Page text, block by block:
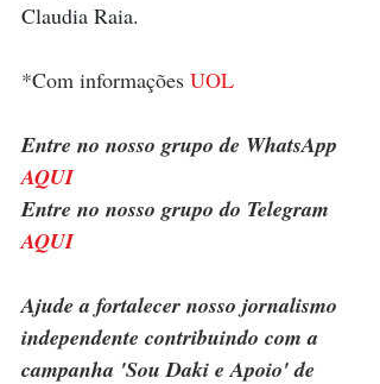
Claudia Raia.
*Com informações UOL
Entre no nosso grupo de WhatsApp
AQUI
Entre no nosso grupo do Telegram
AQUI
Ajude a fortalecer nosso jornalismo
independente contribuindo com a
campanha 'Sou Daki e Apoio' de